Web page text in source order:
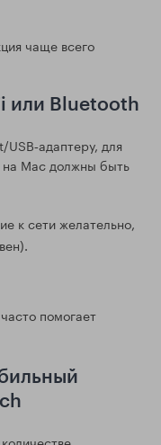
чаще всего
или Bluetooth
для
на Mac должны быть
к сети желательно,
помогает